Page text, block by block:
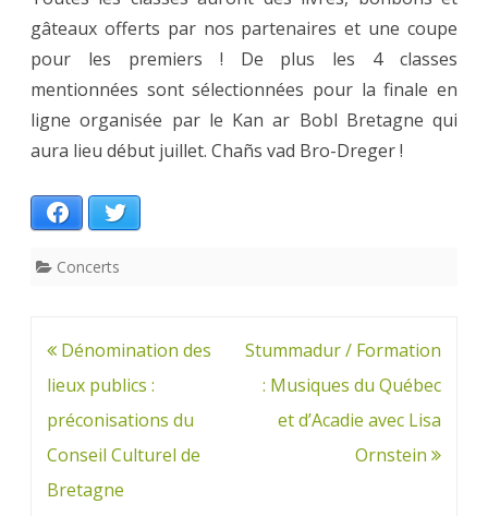
gâteaux offerts par nos partenaires et une coupe
pour les premiers ! De plus les 4 classes
mentionnées sont sélectionnées pour la finale en
ligne organisée par le Kan ar Bobl Bretagne qui
aura lieu début juillet. Chañs vad Bro-Dreger !
Facebook
Concerts
Navigation
de
l’article
Dénomination des
lieux publics :
préconisations du
Conseil Culturel de
Bretagne
Stummadur / Formation
: Musiques du Québec
et d’Acadie avec Lisa
Ornstein